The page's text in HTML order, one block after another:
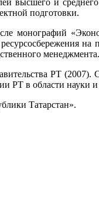
подготовки.
монографий
РТ
РТ в области науки
Татарстан».